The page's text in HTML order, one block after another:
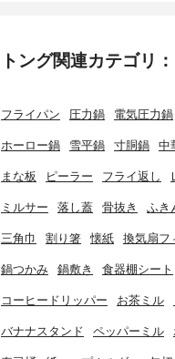
トング関連カテゴリ
フライパン 圧力鍋 電気圧力鍋
ホーロー鍋 雪平鍋 寸胴鍋 中
まな板 ピーラー フライ返し
ミルサー 落し蓋 骨抜き ふき
三角巾 割り箸 懐紙 換気扇フ
鍋つかみ 鍋敷き 食器棚シート
コーヒードリッパー お茶ミル
バナナスタンド ペッパーミル